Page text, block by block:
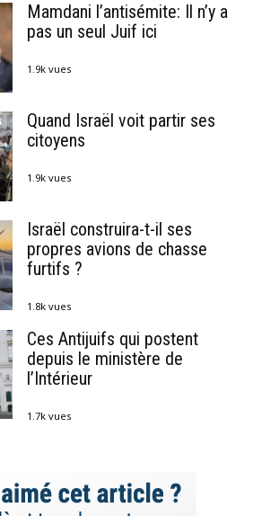
Mamdani l’antisémite: Il n’y a
pas un seul Juif ici
1.9k vues
Quand Israël voit partir ses
citoyens
1.9k vues
Israël construira-t-il ses
propres avions de chasse
furtifs ?
1.8k vues
Ces Antijuifs qui postent
depuis le ministère de
l’Intérieur
1.7k vues